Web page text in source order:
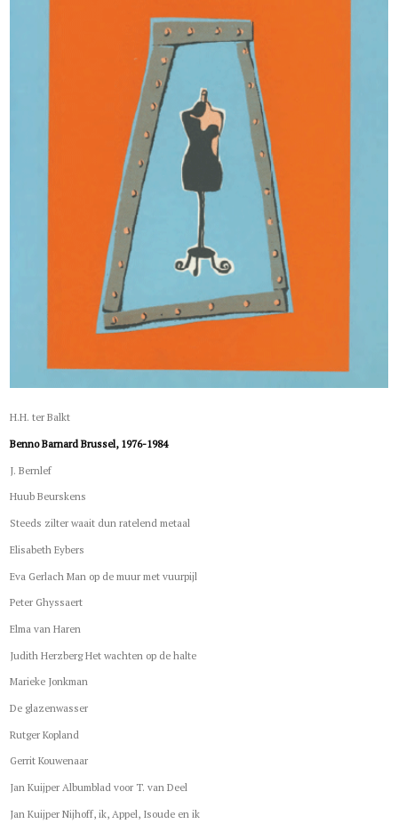
H.H. ter Balkt
Benno Barnard Brussel, 1976-1984
J. Bernlef
Huub Beurskens
Steeds zilter waait dun ratelend metaal
Elisabeth Eybers
Eva Gerlach Man op de muur met vuurpijl
Peter Ghyssaert
Elma van Haren
Judith Herzberg Het wachten op de halte
Marieke Jonkman
De glazenwasser
Rutger Kopland
Gerrit Kouwenaar
Jan Kuijper Albumblad voor T. van Deel
Jan Kuijper Nijhoff, ik, Appel, Isoude en ik